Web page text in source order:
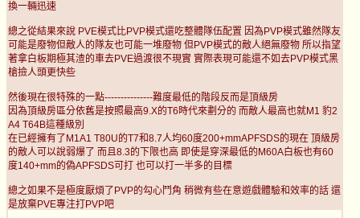
換一輛迅速
總之從結果來說 PVE模式比PVP模式還吃整體隊伍配置 因為PVP模式雖然隊友
可能是廢物但敵人的隊友也可能一堆廢物 但PVP模式的敵人絕無廢物 所以指望
著拿白板期極其渣的車去PVE過渡很不現實 實際表現可能還不如去PVP模式黑
槍撿人頭更快些
然後現在很特殊的一點---------------難度最低的階段反而是頂級房
因為頂級房區分依舊是按照最高9.X的T6時代來劃分的 而敵人最高也就M1 豹2
A4 T64B這種級別
在已經擁有了M1A1 T80U的T7和8.7人均60度200+mmAPFSDS的現在 頂級房
的敵人可以說弱爆了 而且8.3的下限也高 即使是穿深最低的M60A白板也有60
度140+mm的偽APFSDS可打 也可以打一半多的目標
總之如果不是極度厭煩了PVP的勾心鬥角 稍微有些在意遊戲體驗和效率的話 還
是放棄PVE專注打PVP吧